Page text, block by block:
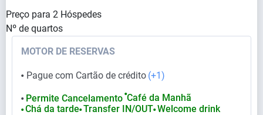
Preço para 2 Hóspedes
Nº de quartos
MOTOR DE RESERVAS
⬤ Pague com Cartão de crédito (+1)
⬤ Permite Cancelamento ⬤Café da Manhã
⬤ Chá da tarde ⬤ Transfer IN/OUT⬤ Welcome drink